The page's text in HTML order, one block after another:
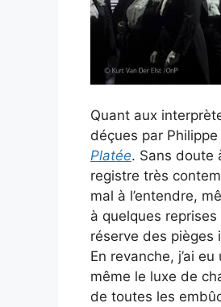
Quant aux
déçues par
Platée. Sans doute
registre très
mal à l’entendre,
à quelques
réserve des pièges
En revanche, j’ai
même le luxe de
de toutes les